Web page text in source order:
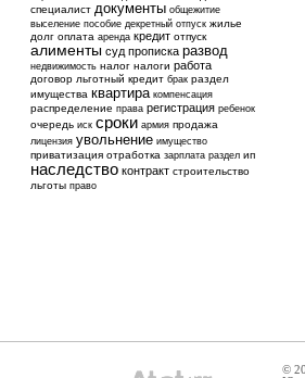
специалист документы общежитие
выселение пособие декретный отпуск жилье
долг оплата аренда кредит отпуск
алименты суд прописка развод
недвижимость налог налоги работа
договор льготный кредит брак раздел
имущества квартира компенсация
распределение права регистрация ребенок
очередь иск сроки армия продажа
лицензия увольнение имущество
приватизация отработка зарплата раздел ип
наследство контракт строительство
льготы право
©